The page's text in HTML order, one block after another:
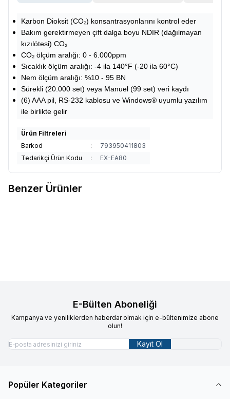
Karbon Dioksit (CO₂) konsantrasyonlarını kontrol eder
Bakım gerektirmeyen çift dalga boyu NDIR (dağılmayan
kızılötesi) CO₂
CO₂ ölçüm aralığı: 0 - 6.000ppm
Sıcaklık ölçüm aralığı: -4 ila 140°F (-20 ila 60°C)
Nem ölçüm aralığı: %10 - 95 BN
Sürekli (20.000 set) veya Manuel (99 set) veri kaydı
(6) AAA pil, RS-232 kablosu ve Windows® uyumlu yazılım
ile birlikte gelir
Ürün Filtreleri
Barkod
:
793950411803
Tedarikçi Ürün Kodu
: EX-EA80
Benzer Ürünler
E-Bülten Aboneliği
Kampanya ve yeniliklerden haberdar olmak için e-bültenimize abone
olun!
Kayıt Ol
Popüler Kategoriler